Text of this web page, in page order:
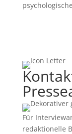
Für
redaktionelle